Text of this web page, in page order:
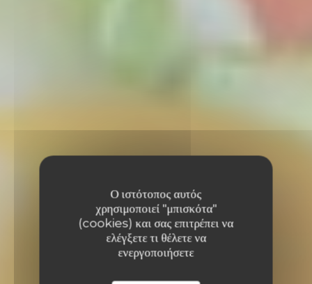
Ο ιστότοπος αυτός
χρησιμοποιεί "μπισκότα"
(cookies) και σας επιτρέπει να
ελέγξετε τι θέλετε να
ενεργοποιήσετε